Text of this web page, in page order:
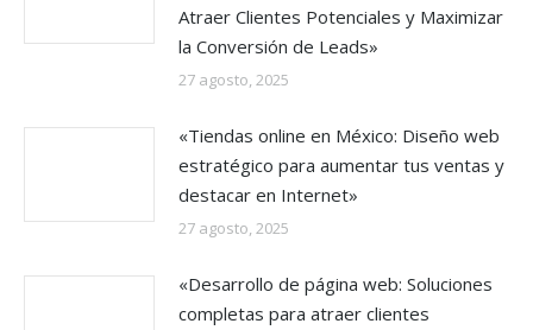
Atraer Clientes Potenciales y Maximizar
la Conversión de Leads»
27 agosto, 2025
«Tiendas online en México: Diseño web
estratégico para aumentar tus ventas y
destacar en Internet»
27 agosto, 2025
«Desarrollo de página web: Soluciones
completas para atraer clientes